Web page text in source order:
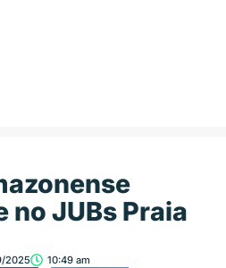
no JUBs Praia
2025 10:49 am